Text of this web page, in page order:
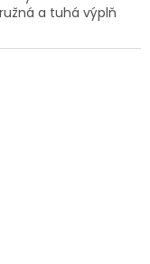
a tuhá výplň